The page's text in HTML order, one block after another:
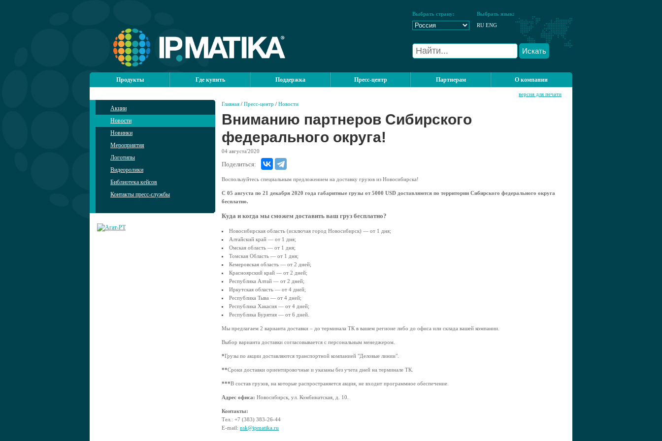
Выбрать страну:
Выбрать язык:
RU ENG
Искать
Продукты Где купить Поддержка Пресс-центр Партнерам О компании
Акции
Новости
Новинки
Мероприятия
Логотипы
Видеоролики
Библиотека кейсов
Контакты пресс-службы
Главная / Пресс-центр / Новости
версия для печати
Вниманию партнеров Сибирского
федерального округа!
04 августа'2020
Поделиться:
Воспользуйтесь специальным предложением на доставку грузов из Новосибирска!
С 05 августа по 21 декабря 2020 года габаритные грузы от 5000 USD доставляются по территории Сибирского федерального округа
бесплатно.
Куда и когда мы сможем доставить ваш груз бесплатно?
Новосибирская область (исключая город Новосибирск) — от 1 дня;
Алтайский край — от 1 дня;
Омская область — от 1 дня;
Томская Область — от 1 дня;
Кемеровская область — от 2 дней;
Красноярский край — от 2 дней;
Республика Алтай — от 2 дней;
Иркутская область — от 4 дней;
Республика Тыва — от 4 дней;
Республика Хакасия — от 4 дней;
Республика Бурятия — от 6 дней.
Мы предлагаем 2 варианта доставки – до терминала ТК в вашем регионе либо до офиса или склада вашей компании.
Выбор варианта доставки согласовывается с персональным менеджером.
*Грузы по акции доставляются транспортной компанией "Деловые линии".
**Сроки доставки ориентировочные и указаны без учета дней на терминале ТК.
***В состав грузов, на которые распространяется акция, не входит программное обеспечение.
Адрес офиса: Новосибирск, ул. Комбинатская, д. 10.
Контакты:
Тел.: +7 (383) 383-26-44
E-mail: nsk@ipmatika.ru